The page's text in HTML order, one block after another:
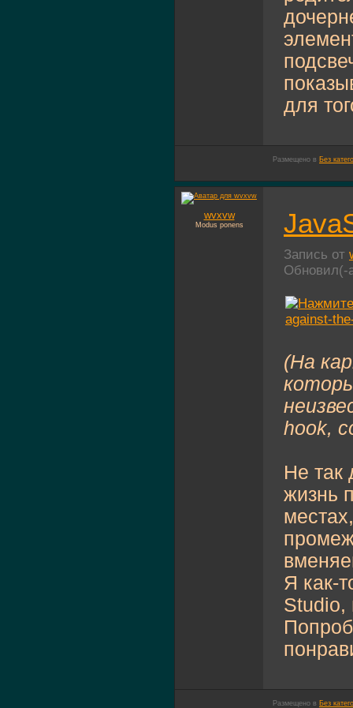
для
Размещено в Без
wvxvw
Modus ponens
Запись от
(На
hook,
Не так
жизнь
Я как-
Studio,
Размещено в Без